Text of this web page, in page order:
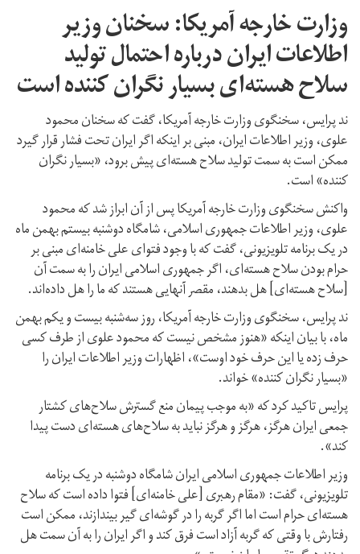
وزارت خارجه آمریکا: سخنان وزیر
اطلاعات ایران درباره احتمال تولید
سلاح هسته‌ای بسیار نگران کننده است
ند پرایس، سخنگوی وزارت خارجه آمریکا، گفت که سخنان محمود
علوی، وزیر اطلاعات ایران، مبنی بر اینکه اگر ایران تحت فشار قرار گیرد
ممکن است به سمت تولید سلاح هسته‌ای پیش برود، «بسیار نگران
کننده» است.
واکنش سخنگوی وزارت خارجه آمریکا پس از آن ابراز شد که محمود
علوی، وزیر اطلاعات جمهوری اسلامی، شامگاه دوشنبه بیستم بهمن ماه
در یک برنامه تلویزیونی، گفت که با وجود فتوای علی خامنه‌ای مبنی بر
حرام بودن سلاح هسته‌ای، اگر جمهوری اسلامی ایران را به سمت آن
[سلاح ‌هسته‌ای] هل بدهند، مقصر آنهایی هستند که ما را هل داده‌اند.
ند پرایس، سخنگوی وزارت خارجه آمریکا، روز سه‌شنبه بیست و یکم بهمن
ماه، با بیان اینکه «هنوز مشخص نیست که محمود علوی از طرف کسی
حرف زده یا این حرف خود اوست»، اظهارات وزیر اطلاعات ایران را
«بسیار نگران کننده» خواند.
پرایس تاکید کرد که «به موجب پیمان منع گسترش سلاح‌های کشتار
جمعی ایران هرگز، هرگز و هرگز نباید به سلاح‌های هسته‌ای دست پیدا
کند».
وزیر اطلاعات جمهوری اسلامی ایران شامگاه دوشنبه در یک برنامه
تلویزیونی، گفت: «مقام رهبری [علی خامنه‌ای] فتوا داده‌ است که سلاح
هسته‌ای حرام است اما اگر گربه را در گوشه‌ای گیر بیندازند، ممکن است
رفتارش با وقتی که گربه آزاد است فرق کند و اگر ایران را به آن سمت هل